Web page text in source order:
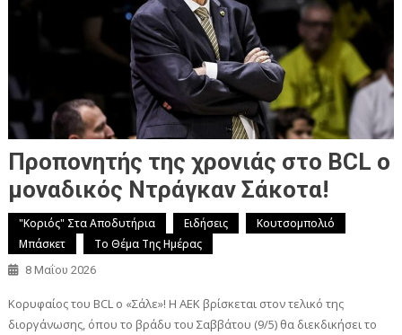
Προπονητής της χρονιάς στο BCL o
μοναδικός Ντράγκαν Σάκοτα!
"Κοριός" Στα Αποδυτήρια Ειδήσεις
Κουτσομπολιό
Μπάσκετ
Το Θέμα Της Ημέρας
8 Μαΐου 2026
Κορυφαίος του BCL o «Σάλε»! Η ΑΕΚ βρίσκεται στον τελικό της
διοργάνωσης, όπου το βράδυ του Σαββάτου (9/5) θα διεκδικήσει το